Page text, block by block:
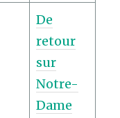
De
retour
sur
Notre-
Dame